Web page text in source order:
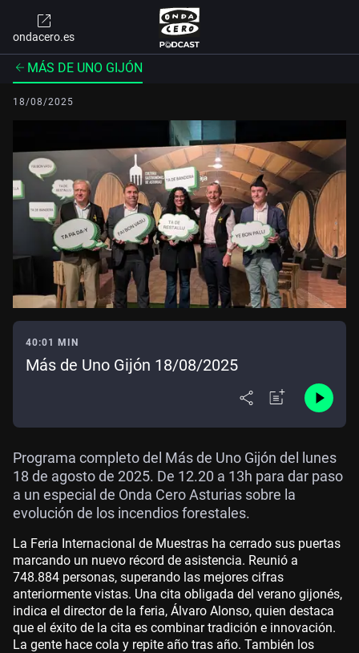
ondacero.es
MÁS DE UNO GIJÓN
18/08/2025
40:01 MIN
Más de Uno Gijón 18/08/2025
Programa completo del Más de Uno Gijón del lunes
18 de agosto de 2025. De 12.20 a 13h para dar paso
a un especial de Onda Cero Asturias sobre la
evolución de los incendios forestales.
La Feria Internacional de Muestras ha cerrado sus puertas
marcando un nuevo récord de asistencia. Reunió a
748.884 personas, superando las mejores cifras
anteriormente vistas. Una cita obligada del verano gijonés,
indica el director de la feria, Álvaro Alonso, quien destaca
que el éxito de la cita es combinar tradición e innovación.
La gente hace cola y repite año tras año. También los